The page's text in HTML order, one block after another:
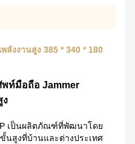
งงานสูง 385 * 340 * 180
ท์มือถือ Jammer
ง
เป็นผลิตภัณฑ์ที่พัฒนาโดย
นสูงที่บ้านและต่างประเทศ